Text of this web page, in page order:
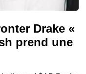
Drake «
prend une